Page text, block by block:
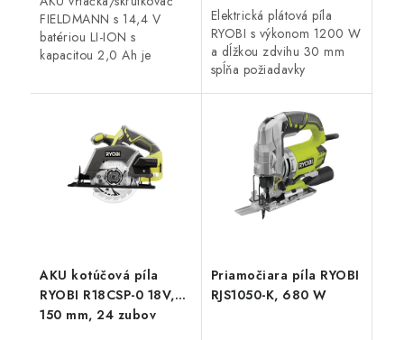
FIELDMANN s 14,4 V
batériou LI-ION s
kapacitou 2,0 Ah je
všetkých domácich
Tento model je dodávaný
Elektrická plátová píla
RYOBI s výkonom 1200 W
a dĺžkou zdvihu 30 mm
spĺňa požiadavky
vysoký výkon, spoľahlivosť
a schopnosť splniť...
AKU kotúčová píla
RYOBI R18CSP-0 18V,
150 mm, 24 zubov
Priamočiara píla RYOBI
RJS1050-K, 680 W